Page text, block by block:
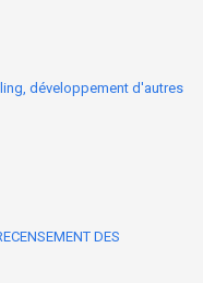
développement d'autres
DES